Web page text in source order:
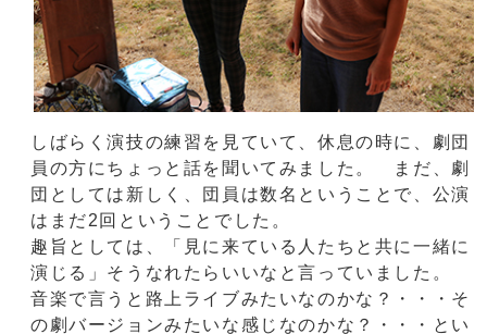
しばらく演技の練習を見ていて、休息の時に、劇団
員の方にちょっと話を聞いてみました。 まだ、劇
団としては新しく、団員は数名ということで、公演
はまだ2回ということでした。
趣旨としては、「見に来ている人たちと共に一緒に
演じる」そうなれたらいいなと言っていました。
音楽で言うと路上ライブみたいなのかな？・・・そ
の劇バージョンみたいな感じなのかな？・・・とい